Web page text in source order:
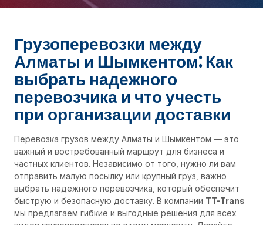
Грузоперевозки между
Алматы и Шымкентом: Как
выбрать надежного
перевозчика и что учесть
при организации доставки
Перевозка грузов между Алматы и Шымкентом — это
важный и востребованный маршрут для бизнеса и
частных клиентов. Независимо от того, нужно ли вам
отправить малую посылку или крупный груз, важно
выбрать надежного перевозчика, который обеспечит
быструю и безопасную доставку. В компании TT-Trans
мы предлагаем гибкие и выгодные решения для всех